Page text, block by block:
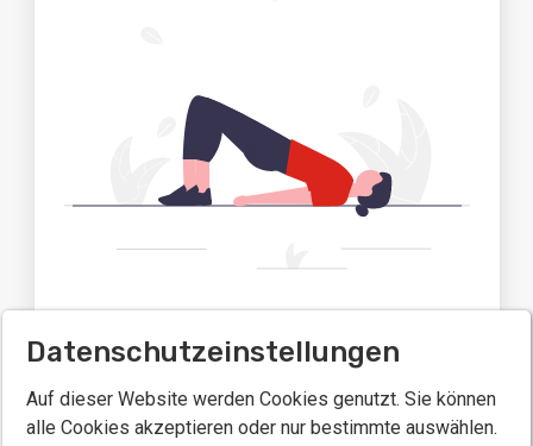
Datenschutzeinstellungen
Auf dieser Website werden Cookies genutzt. Sie können
alle Cookies akzeptieren oder nur bestimmte auswählen.